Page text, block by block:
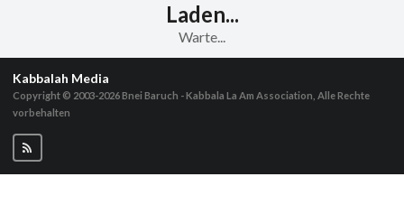
Laden...
Warte...
Kabbalah Media
Copyright © 2003-2026Bnei Baruch - Kabbala La Am Association, Alle Rechte
vorbehalten